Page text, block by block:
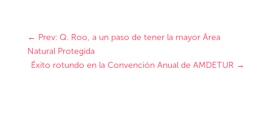
← Prev: Q. Roo, a un paso de tener la mayor Área
Natural Protegida
Éxito rotundo en la Convención Anual de AMDETUR →